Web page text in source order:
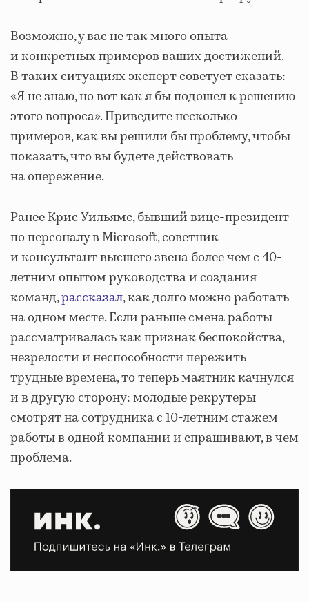
Возможно, у вас не так много опыта
и конкретных примеров ваших достижений.
В таких ситуациях эксперт советует сказать:
«Я не знаю, но вот как я бы подошел к решению
этого вопроса». Приведите несколько
примеров, как вы решили бы проблему, чтобы
показать, что вы будете действовать
на опережение.
Ранее Крис Уильямс, бывший вице-президент
по персоналу в Microsoft, советник
и консультант высшего звена более чем с 40-
летним опытом руководства и создания
команд,рассказал, как долго можно работать
на одном месте. Если раньше смена работы
рассматривалась как признак беспокойства,
незрелости и неспособности пережить
трудные времена, то теперь маятник качнулся
и в другую сторону: молодые рекрутеры
смотрят на сотрудника с 10-летним стажем
работы в одной компании и спрашивают, в чем
проблема.